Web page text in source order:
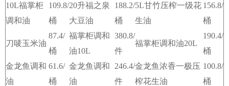
10L福掌柜
调和油
109.8/
桶
20升福之泉
大豆油
188.2/
桶
5L甘竹压榨一级花
生油
156.8/
桶
刀唛玉米油
87.4/
桶
福掌柜调和
油10L
380.8/
件
福掌柜调和油20L
190.4/
桶
金龙鱼调和
油
61.6/
桶
金龙鱼调和
油
246.4/
件
金龙鱼浓香一极压
榨花生油
100.8/
桶